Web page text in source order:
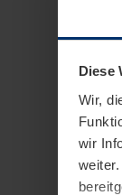
Diese
Wir,
wir